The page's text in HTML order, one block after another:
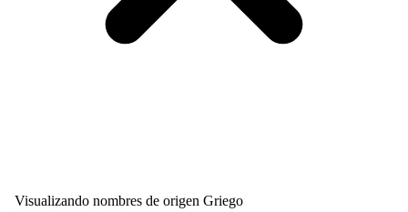
Visualizando nombres de origen Griego